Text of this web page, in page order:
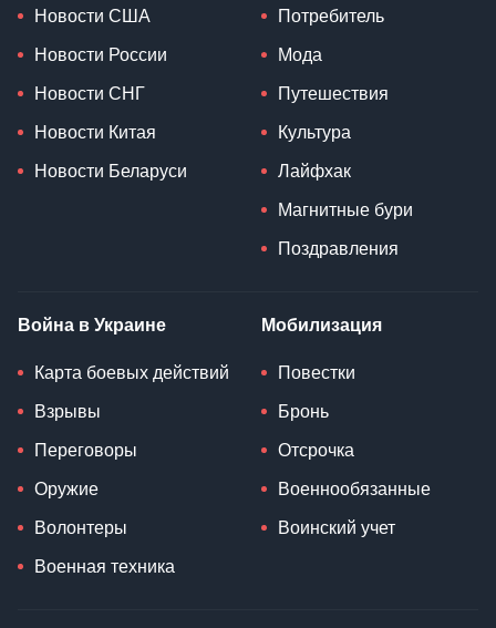
Новости США
Новости России
Новости СНГ
Новости Китая
Новости Беларуси
Потребитель
Мода
Путешествия
Культура
Лайфхак
Магнитные бури
Поздравления
Война в Украине
Карта боевых действий
Взрывы
Переговоры
Оружие
Волонтеры
Военная техника
Мобилизация
Повестки
Бронь
Отсрочка
Военнообязанные
Воинский учет